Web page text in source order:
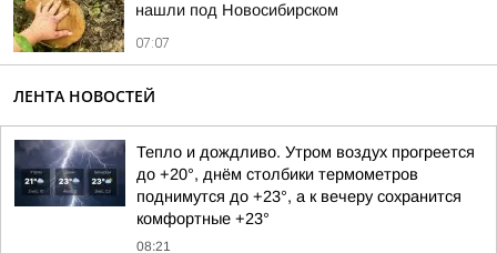
нашли под Новосибирском
07:07
ЛЕНТА НОВОСТЕЙ
Тепло и дождливо. Утром воздух прогреется
до +20°, днём столбики термометров
поднимутся до +23°, а к вечеру сохранится
комфортные +23°
08:21